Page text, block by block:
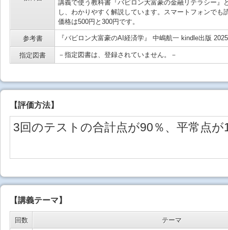
講義で使う教科書『バビロン大富豪の金融リテラシー
し、わかりやすく解説しています。スマートフォンで
価格は500円と300円です。
参考書 『バビロン大富豪のAI経済学』 中嶋航一 kindle出版
指定図書 －指定図書は、登録されていません。－
【評価方法】
3回のテストの合計点が90％、平常点が
【講義テーマ】
回数 テーマ